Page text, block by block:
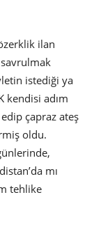
ilan
istediği ya
kendisi adım
çapraz ateş
oldu.
mı
tehlike